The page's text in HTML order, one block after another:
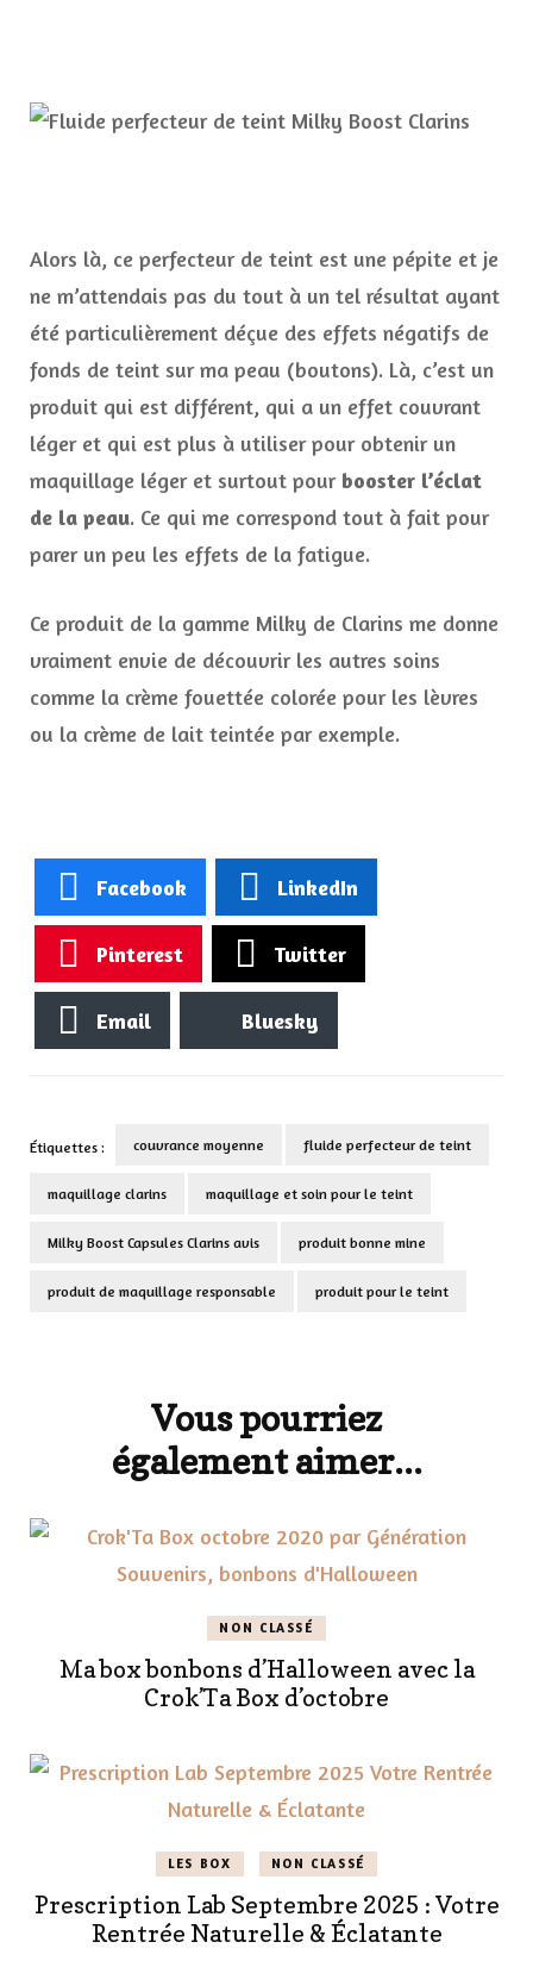
Alors là, ce perfecteur de teint est une pépite et je
ne m’attendais pas du tout à un tel résultat ayant
été particulièrement déçue des effets négatifs de
fonds de teint sur ma peau (boutons). Là, c’est un
produit qui est différent, qui a un effet couvrant
léger et qui est plus à utiliser pour obtenir un
maquillage léger et surtout pour booster l’éclat
de la peau. Ce qui me correspond tout à fait pour
parer un peu les effets de la fatigue.
Ce produit de la gamme Milky de Clarins me donne
vraiment envie de découvrir les autres soins
comme la crème fouettée colorée pour les lèvres
ou la crème de lait teintée par exemple.
Facebook LinkedIn
Pinterest Twitter
Email Bluesky
Étiquettes : couvrance moyenne fluide perfecteur de teint
maquillage clarins maquillage et soin pour le teint
Milky Boost Capsules Clarins avis produit bonne mine
produit de maquillage responsable produit pour le teint
Vous pourriez
également aimer...
NON CLASSÉ
Ma box bonbons d’Halloween avec la
Crok’Ta Box d’octobre
LES BOX NON CLASSÉ
Prescription Lab Septembre 2025 : Votre
Rentrée Naturelle & Éclatante